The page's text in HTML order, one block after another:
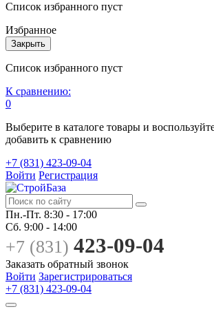
Список избранного пуст
Избранное
Закрыть
Список избранного пуст
К сравнению:
0
Выберите в каталоге товары и
добавить к сравнению
+7 (831) 423-09-04
Войти Регистрация
Пн.-Пт. 8:30 - 17:00
Сб. 9:00 - 14:00
+7 (831) 423-09-04
Заказать обратный звонок
Войти Зарегистрироваться
+7 (831) 423-09-04